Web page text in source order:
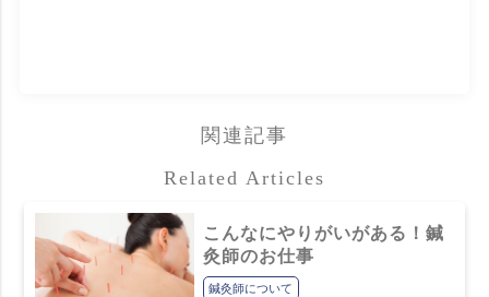
関連記事
Related Articles
こんなにやりがいがある！鍼
灸師のお仕事
鍼灸師について